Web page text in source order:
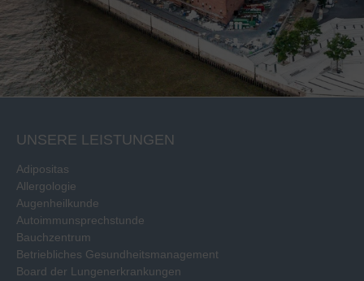
UNSERE LEISTUNGEN
Adipositas
Allergologie
Augenheilkunde
Autoimmunsprechstunde
Bauchzentrum
Betriebliches Gesundheitsmanagement
Board der Lungenerkrankungen